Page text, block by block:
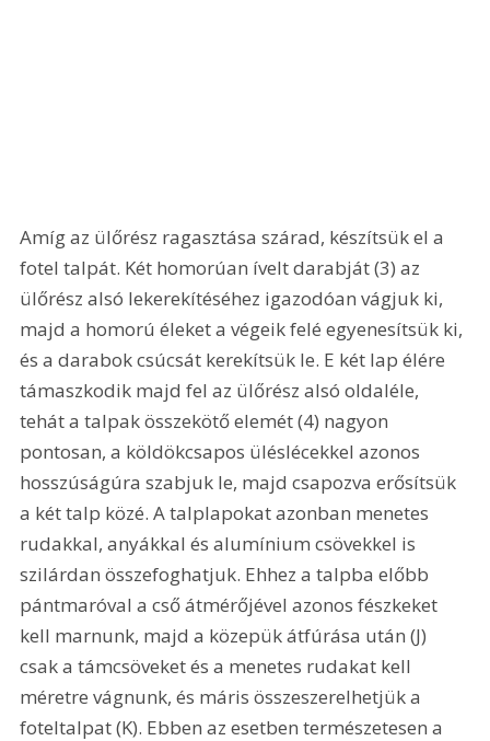
Amíg az ülőrész ragasztása szárad, készítsük el a
fotel talpát. Két homorúan ívelt darabját (3) az
ülőrész alsó lekerekítéséhez igazodóan vágjuk ki,
majd a homorú éleket a végeik felé egyenesítsük ki,
és a darabok csúcsát kerekítsük le. E két lap élére
támaszkodik majd fel az ülőrész alsó oldaléle,
tehát a talpak összekötő elemét (4) nagyon
pontosan, a köldökcsapos üléslécekkel azonos
hosszúságúra szabjuk le, majd csapozva erősítsük
a két talp közé. A talplapokat azonban menetes
rudakkal, anyákkal és alumínium csövekkel is
szilárdan összefoghatjuk. Ehhez a talpba előbb
pántmaróval a cső átmérőjével azonos fészkeket
kell marnunk, majd a közepük átfúrása után (J)
csak a támcsöveket és a menetes rudakat kell
méretre vágnunk, és máris összeszerelhetjük a
foteltalpat (K). Ebben az esetben természetesen a